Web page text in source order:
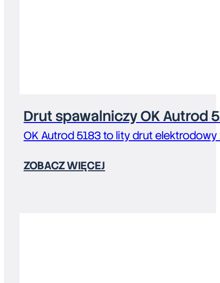
Drut spawalniczy OK Autrod
OK Autrod 5183 to lity drut elektrodowy
ZOBACZ WIĘCEJ